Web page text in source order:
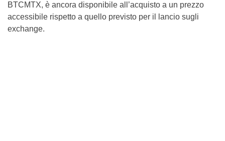
BTCMTX, è ancora disponibile all’acquisto a un prezzo
accessibile rispetto a quello previsto per il lancio sugli
exchange.